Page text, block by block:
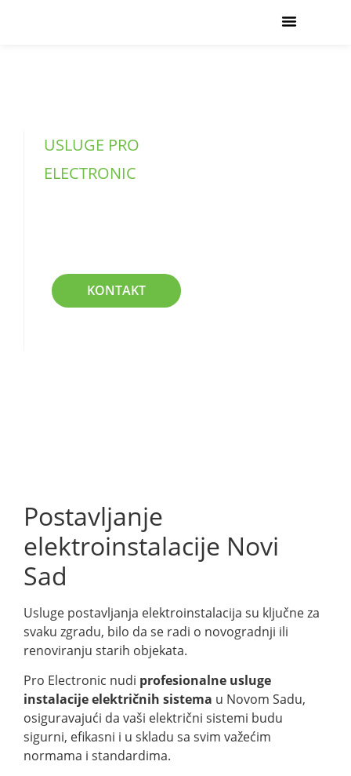
USLUGE PRO
ELECTRONIC
KONTAKT
Postavljanje
elektroinstalacije Novi
Sad
Usluge postavljanja elektroinstalacija su ključne za
svaku zgradu, bilo da se radi o novogradnji ili
renoviranju starih objekata.
Pro Electronic nudi profesionalne usluge
instalacije električnih sistema u Novom Sadu,
osiguravajući da vaši električni sistemi budu
sigurni, efikasni i u skladu sa svim važećim
normama i standardima.